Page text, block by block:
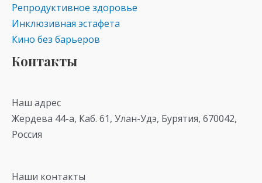
Репродуктивное здоровье
Инклюзивная эстафета
Кино без барьеров
Контакты
Наш адрес
Жердева 44-а, Каб. 61, Улан-Удэ, Бурятия, 670042,
Россия
Наши контакты